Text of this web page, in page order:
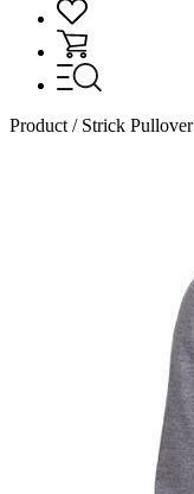
Product / Strick Pullover